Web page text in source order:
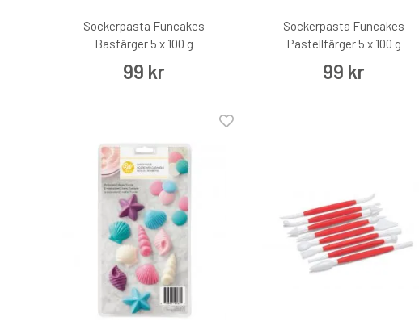
Sockerpasta Funcakes
Basfärger 5 x 100 g
99 kr
Sockerpasta Funcakes
Pastellfärger 5 x 100 g
99 kr